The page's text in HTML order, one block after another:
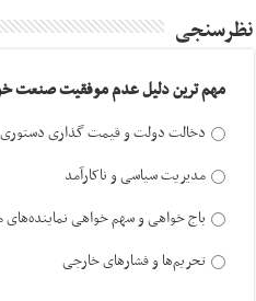
نظرسنجی
مهم ترین دلیل عدم موفقیت صنعت
دخالت دولت و قیمت گذاری دستوری
مدیریت سیاسی و ناکارآمد
باج خواهی و سهم خواهی
تحریم‌ها و فشارهای خارجی